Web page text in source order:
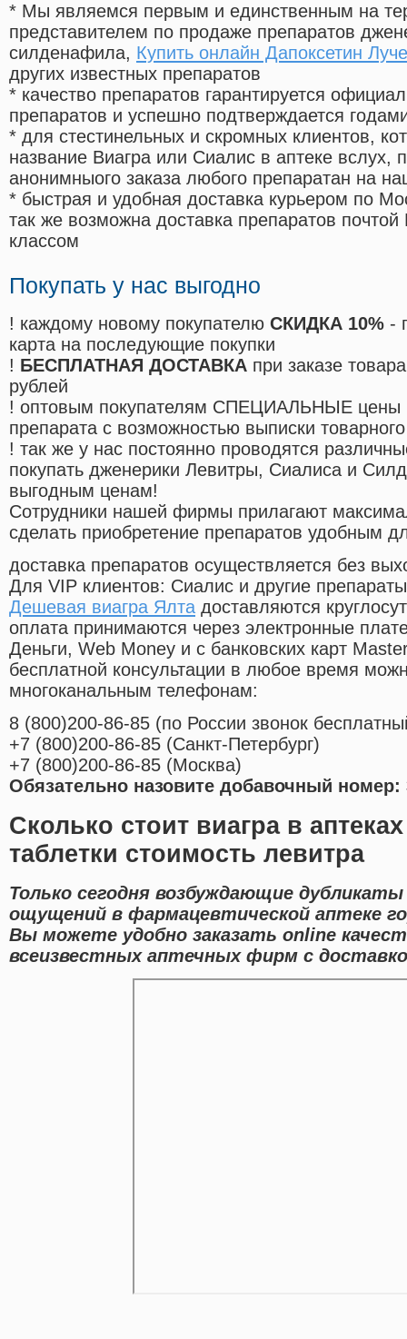
* Мы являемся первым и единственным на
представителем по продаже препаратов
силденафила, Купить онлайн Дапоксетин
других известных препаратов
* качество препаратов гарантируется
препаратов и успешно подтверждается
* для стестинельных и скромных клиентов,
название Виагра или Сиалис в аптеке вслух,
анонимныого заказа любого препаратан на
* быстрая и удобная доставка курьером по
так же возможна доставка препаратов
классом
Покупать у нас выгодно
! каждому новому покупателю СКИДКА 10% -
карта на последующие покупки
! БЕСПЛАТНАЯ ДОСТАВКА при заказе
рублей
! оптовым покупателям СПЕЦИАЛЬНЫЕ цены
препарата с возможностью выписки
! так же у нас постоянно проводятся
покупать дженерики Левитры, Сиалиса и
выгодным ценам!
Cотрудники нашей фирмы прилагают
сделать приобретение препаратов удобным
доставка препаратов осуществляется без
Для VIP клиентов: Сиалис и другие
Дешевая виагра Ялта доставляются
оплата принимаются через электронные
Деньги, Web Money и с банковских карт
бесплатной консультации в любое время
многоканальным телефонам:
8 (800)200-86-85 (по России звонок
+7 (800)200-86-85 (Санкт-Петербург)
+7 (800)200-86-85 (Москва)
Обязательно назовите добавочный номер:
Сколько стоит виагра в
таблетки стоимость левитра
Только сегодня возбуждающие
ощущений в фармацевтической аптеке
Вы можете удобно заказать online
всеизвестных аптечных фирм с